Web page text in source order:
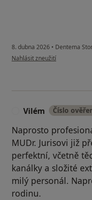
8. dubna 2026 • Dentema
podle názoru uživatele Z S
Nahlásit zneužití
Vilém Číslo
Naprosto
MUDr. Jurisovi již
perfektní, včetně
kanálky a složité
milý personál.
rodinu.